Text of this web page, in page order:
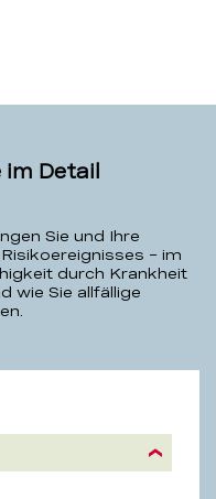
Detail
Sie und Ihre
– im
durch Krankheit
wie Sie allfällige